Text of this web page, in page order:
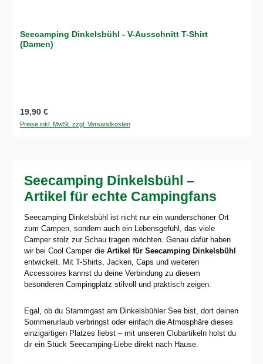
Seecamping Dinkelsbühl - V-Ausschnitt T-Shirt
(Damen)
Regulärer Preis:
19,90 €
Preise inkl. MwSt. zzgl. Versandkosten
Seecamping Dinkelsbühl –
Artikel für echte Campingfans
Seecamping Dinkelsbühl ist nicht nur ein wunderschöner Ort
zum Campen, sondern auch ein Lebensgefühl, das viele
Camper stolz zur Schau tragen möchten. Genau dafür haben
wir bei Cool Camper die Artikel für Seecamping Dinkelsbühl
entwickelt. Mit T-Shirts, Jacken, Caps und weiteren
Accessoires kannst du deine Verbindung zu diesem
besonderen Campingplatz stilvoll und praktisch zeigen.
Egal, ob du Stammgast am Dinkelsbühler See bist, dort deinen
Sommerurlaub verbringst oder einfach die Atmosphäre dieses
einzigartigen Platzes liebst – mit unseren Clubartikeln holst du
dir ein Stück Seecamping-Liebe direkt nach Hause.